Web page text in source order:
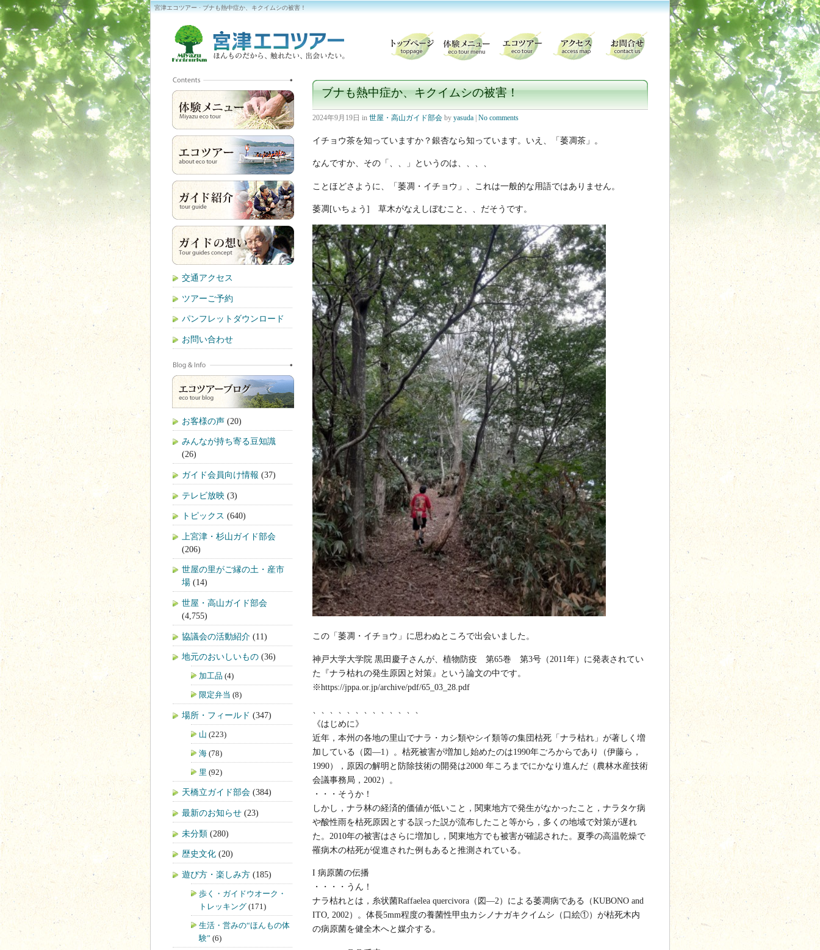
宮津エコツアー · ブナも熱中症か、キクイムシの被害！
ブナも熱中症か、キクイムシの被害！
2024年9月19日 in 世屋・高山ガイド部会 by yasuda No comments
イチョウ茶を知っていますか？銀杏なら知っています。いえ、「萎凋茶」。
なんですか、その「、、」というのは、、、、
ことほどさように、「萎凋・イチョウ」、これは一般的な用語ではありません。
萎凋[いちょう] 草木がなえしぼむこと、、だそうです。
この「萎凋・イチョウ」に思わぬところで出会いました。
神戸大学大学院 黒田慶子さんが、植物防疫 第65巻 第3号（2011年）に発表されてい
た『ナラ枯れの発生原因と対策』という論文の中です。
※https://jppa.or.jp/archive/pdf/65_03_28.pdf
《はじめに》
近年，本州の各地の里山でナラ・カシ類やシイ類等の集団枯死「ナラ枯れ」が著しく増
加している（図―1）。枯死被害が増加し始めたのは1990年ごろからであり（伊藤ら，
1990），原因の解明と防除技術の開発は2000 年ころまでにかなり進んだ（農林水産技術
会議事務局，2002）。
・・・そうか！
しかし，ナラ林の経済的価値が低いこと，関東地方で発生がなかったこと，ナラタケ病
や酸性雨を枯死原因とする誤った説が流布したこと等から，多くの地域で対策が遅れ
た。2010年の被害はさらに増加し，関東地方でも被害が確認された。夏季の高温乾燥で
罹病木の枯死が促進された例もあると推測されている。
I 病原菌の伝播
・・・・うん！
ナラ枯れとは，糸状菌Raffaelea quercivora（図―2）による萎凋病である（KUBONO and
ITO, 2002）。体長5mm程度の養菌性甲虫カシノナガキクイムシ（口絵①）が枯死木内
の病原菌を健全木へと媒介する。
交通アクセス
ツアーご予約
パンフレットダウンロード
お問い合わせ
お客様の声 (20)
みんなが持ち寄る豆知識
(26)
ガイド会員向け情報 (37)
テレビ放映 (3)
トピックス (640)
上宮津・杉山ガイド部会
(206)
世屋の里がご縁の土・産市
場 (14)
世屋・高山ガイド部会
(4,755)
協議会の活動紹介 (11)
地元のおいしいもの (36)
加工品 (4)
限定弁当 (8)
場所・フィールド (347)
山 (223)
海 (78)
里 (92)
天橋立ガイド部会 (384)
最新のお知らせ (23)
未分類 (280)
歴史文化 (20)
遊び方・楽しみ方 (185)
歩く・ガイドウオーク・
トレッキング (171)
生活・営みの“ほんもの体
験” (6)